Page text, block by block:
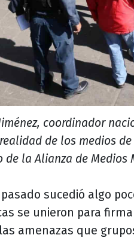
coordinador
de los medios
de la Alianza de Medios
sucedió algo
se unieron para
amenazas que